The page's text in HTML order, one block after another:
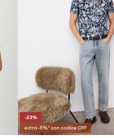
-23%
extra -5%* con codice OFF